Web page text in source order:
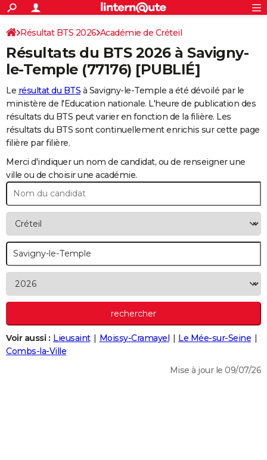
ACTUALITÉS
Politique
Société
Faits Divers
Education
Monde
Villes
+
SPORT
Coupe du monde 2026
Football
Tennis
Cyclisme
Rugby
Forum
CULTURE
FINANCE
Retraite
Impôts
Epargne
Immobilier
Risques naturels par ville
Banque
Assurance
Crédit
Essais
Réserver un essai
Citadines
Berlines
SUV
Forum auto
+HIGH-TECH
Mobiles
Meilleur smartphone
Internet
Ordinateurs
Jeux vidéo
Guide high-tech
+
BRICOLAGE
Forum
Aménagement intérieur
Extérieur
Cuisine
Salle de bains
Jardinage
Rangement
+WEEK-END
Guides de France
Escapades
Patrimoine
Expositions
Musées
Week-end nature
+
LIFESTYLE
Art de vivre
Bien-être
Loisirs
Mode
Modes de vie
Alimentation
Guide de la santé
Maladies
Médicaments
Sommeil
VOYAGE
Destinations
City break
Voyage nature
Voyage de noces
Forum
Climat
PHOTO
CARTE DE VOEUX
S'inscrire
Connexion
Résultat BTS 2026 Académie de Créteil
Résultats du BTS 2026 à Savigny-
le-Temple(77176) [PUBLIÉ]
Le résultat du BTS à Savigny-le-Temple a été dévoilé par le
ministère de l'Education nationale. L'heure de publication des
résultats du BTS peut varier en fonction de la filière. Les
résultats du BTS sont continuellement enrichis sur cette page
filière par filière.
Merci d'indiquer un nom de candidat, ou de renseigner une
ville ou de choisir une académie.
Voir aussi : Lieusaint Moissy-Cramayel
Le Mée-sur-Seine
Combs-la-Ville
Mise à jour le 09/07/26